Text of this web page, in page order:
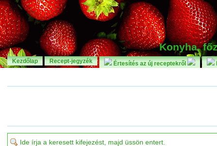
Konyha,
Kezdőlap Recept-jegyzék Értesítés az új receptekről